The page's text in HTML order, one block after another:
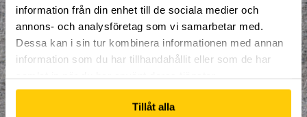
information från din enhet till de sociala medier och
annons- och analysföretag som vi samarbetar med.
Dessa kan i sin tur kombinera informationen med annan
information som du har tillhandahållit eller som de har
Tillåt alla
NPF-Träning
Parkour
Påsk på Dome
Påsklovsläger 0